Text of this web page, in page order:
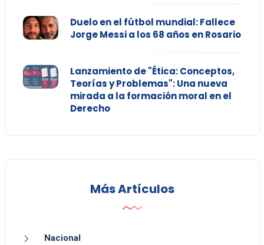
Duelo en el fútbol mundial: Fallece
Jorge Messi a los 68 años en Rosario
Lanzamiento de "Ética: Conceptos,
Teorías y Problemas": Una nueva
mirada a la formación moral en el
Derecho
Más Artículos
Nacional